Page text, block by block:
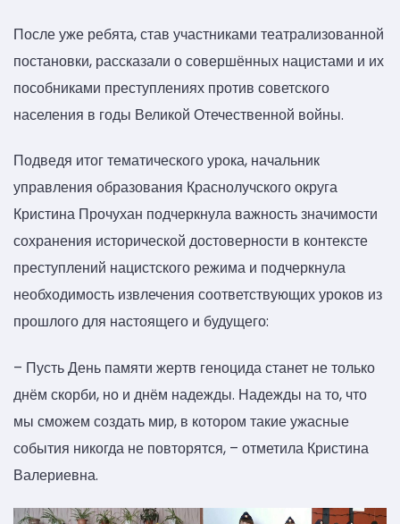
После уже ребята, став участниками театрализованной
постановки, рассказали о совершённых нацистами и их
пособниками преступлениях против советского
населения в годы Великой Отечественной войны.
Подведя итог тематического урока, начальник
управления образования Краснолучского округа
Кристина Прочухан подчеркнула важность значимости
сохранения исторической достоверности в контексте
преступлений нацистского режима и подчеркнула
необходимость извлечения соответствующих уроков из
прошлого для настоящего и будущего:
– Пусть День памяти жертв геноцида станет не только
днём скорби, но и днём надежды. Надежды на то, что
мы сможем создать мир, в котором такие ужасные
события никогда не повторятся, – отметила Кристина
Валериевна.